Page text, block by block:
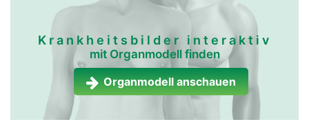
Krankheitsbilder interaktiv
mit Organmodell finden
Organmodell anschauen